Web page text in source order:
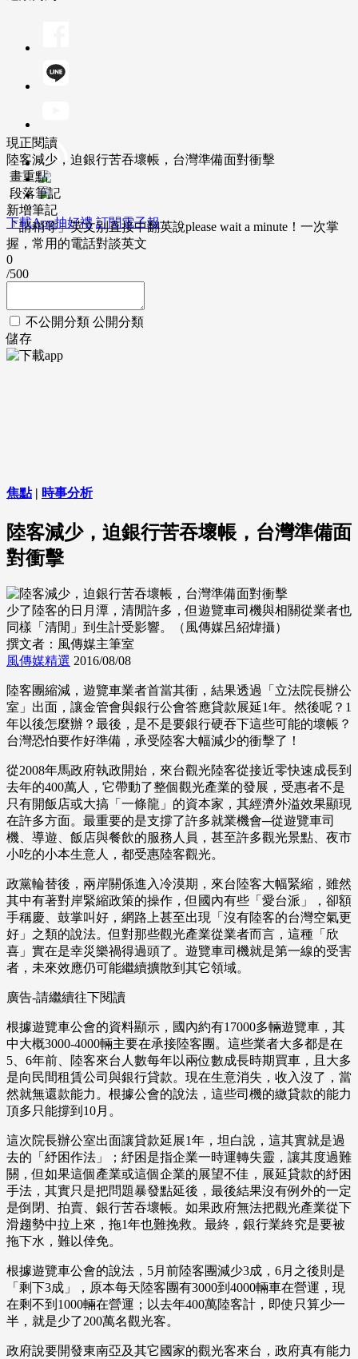
下載App抽好禮 訂閱電子報
現正閱讀
陸客減少，迫銀行苦吞壞帳，台灣準備面對衝擊
畫重點
段落筆記
新增筆記
「請稍等」英文別直接中翻英說please wait a minute！一次掌
握，常用的電話對談英文
0
/500
不公開分類 公開分類
儲存
焦點| 時事分析
陸客減少，迫銀行苦吞壞帳，台灣準備面
對衝擊
少了陸客的日月潭，清閒許多，但遊覽車司機與相關從業者也
同樣「清閒」到生計受影響。（風傳媒呂紹煒攝）
撰文者：風傳媒主筆室
風傳媒精選 2016/08/08
陸客團縮減，遊覽車業者首當其衝，結果透過「立法院長辦公
室」出面，讓金管會與銀行公會答應貸款展延1年。然後呢？1
年以後怎麼辦？最後，是不是要銀行硬吞下這些可能的壞帳？
台灣恐怕要作好準備，承受陸客大幅減少的衝擊了！
從2008年馬政府執政開始，來台觀光陸客從接近零快速成長到
去年的400萬人，它帶動了整個觀光產業的發展，受惠者不是
只有開飯店或大搞「一條龍」的資本家，其經濟外溢效果顯現
在許多方面。最重要的是支撐了許多就業機會─從遊覽車司
機、導遊、飯店與餐飲的服務人員，甚至許多觀光景點、夜市
小吃的小本生意人，都受惠陸客觀光。
政黨輪替後，兩岸關係進入冷漠期，來台陸客大幅緊縮，雖然
其中有著對岸緊縮政策的操作，但國內有些「愛台派」，卻額
手稱慶、鼓掌叫好，網路上甚至出現「沒有陸客的台灣空氣更
好」之類的說法。但對那些觀光產業從業者而言，這種「欣
喜」實在是幸災樂禍得過頭了。遊覽車司機就是第一線的受害
者，未來效應仍可能繼續擴散到其它領域。
廣告-請繼續往下閱讀
根據遊覽車公會的資料顯示，國內約有17000多輛遊覽車，其
中大概3000-4000輛主要在承接陸客團。這些業者大多都是在
5、6年前、陸客來台人數每年以兩位數成長時期買車，且大多
是向民間租賃公司與銀行貸款。現在生意消失，收入沒了，當
然就無還款能力。根據公會的說法，這些司機的繳貸款的能力
頂多只能撐到10月。
這次院長辦公室出面讓貸款延展1年，坦白說，這其實就是過
去的「紓困作法」；紓困是指企業一時運轉失靈，讓其度過難
關，但如果這個產業或這個企業的展望不佳，展延貸款的紓困
手法，其實只是把問題暴發點延後，最後結果沒有例外的一定
是倒閉、拍賣、銀行苦吞壞帳。如果政府無法把觀光產業從下
滑趨勢中拉上來，拖1年也難挽救。最終，銀行業終究是要被
拖下水，難以倖免。
根據遊覽車公會的說法，5月前陸客團減少3成，6月之後則是
「剩下3成」，原本每天陸客團有3000到4000輛車在營運，現
在剩不到1000輛在營運；以去年400萬陸客計，即使只算少一
半，就是少了200萬名觀光客。
政府說要開發東南亞及其它國家的觀光客來台，政府真有能力